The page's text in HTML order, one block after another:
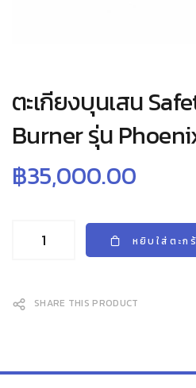
ตะเกียงบุนเสน
Burner รุ่น
฿35,000.00
หยิบใส่ตะก
SHARE THIS PRODUCT